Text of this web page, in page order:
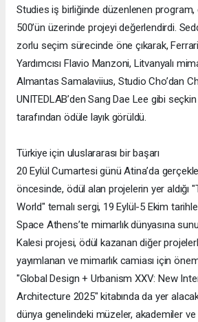
Studies iş birliğinde düzenlenen program,
500’ün üzerinde projeyi değerlendirdi.
zorlu seçim sürecinde öne çıkarak,
Yardımcısı Flavio Manzoni, Litvanyalı
Almantas Samalaviius, Studio Cho’dan
UNITEDLAB’den Sang Dae Lee gibi
tarafından ödüle layık görüldü.
Türkiye için uluslararası bir başarı
20 Eylül Cumartesi günü Atina’da
öncesinde, ödül alan projelerin yer aldığı
World" temalı sergi, 19 Eylül-5 Ekim
Space Athens’te mimarlık dünyasına
Kalesi projesi, ödül kazanan diğer
yayımlanan ve mimarlık camiası için
"Global Design + Urbanism XXV: New
Architecture 2025" kitabında da yer
dünya genelindeki müzeler, akademiler ve